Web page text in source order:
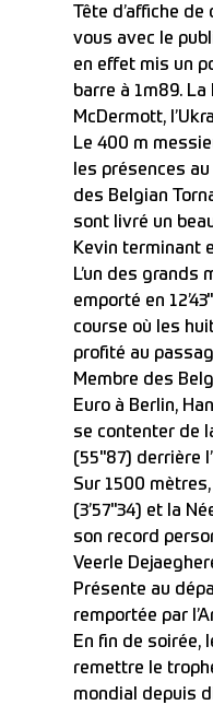
Tête d’affiche de
vous avec le
en effet mis un
barre à 1m89.
McDermott,
Le 400 m
les présences
des Belgian
sont livré un
Kevin terminant
L’un des grands
emporté en
course où les
profité au
Membre des
Euro à Berlin,
se contenter de
(55"87) derrière
Sur 1500
(3’57"34) et la
son record
Veerle
Présente au
remportée par
En fin de soirée,
remettre le
mondial depuis